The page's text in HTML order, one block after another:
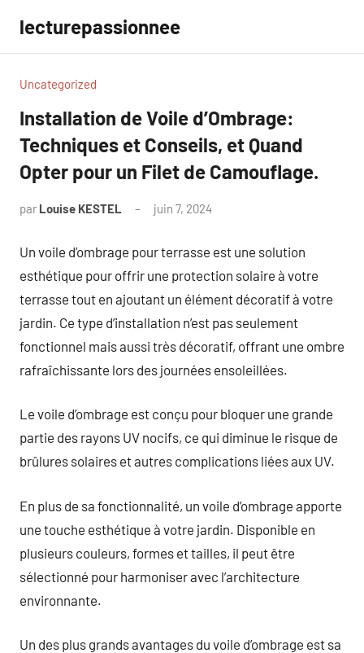
contenu
lecturepassionnee
Uncategorized
Installation de Voile d’Ombrage:
Techniques et Conseils, et Quand
Opter pour un Filet de Camouflage.
par Louise KESTEL juin 7, 2024
Un voile d’ombrage pour terrasse est une solution
esthétique pour offrir une protection solaire à votre
terrasse tout en ajoutant un élément décoratif à votre
jardin. Ce type d’installation n’est pas seulement
fonctionnel mais aussi très décoratif, offrant une ombre
rafraîchissante lors des journées ensoleillées.
Le voile d’ombrage est conçu pour bloquer une grande
partie des rayons UV nocifs, ce qui diminue le risque de
brûlures solaires et autres complications liées aux UV.
En plus de sa fonctionnalité, un voile d’ombrage apporte
une touche esthétique à votre jardin. Disponible en
plusieurs couleurs, formes et tailles, il peut être
sélectionné pour harmoniser avec l’architecture
environnante.
Un des plus grands avantages du voile d’ombrage est sa